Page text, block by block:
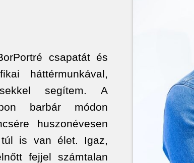
csapatát és
háttérmunkával,
segítem. A
barbár módon
huszonévesen
is van élet. Igaz,
fejjel számtalan